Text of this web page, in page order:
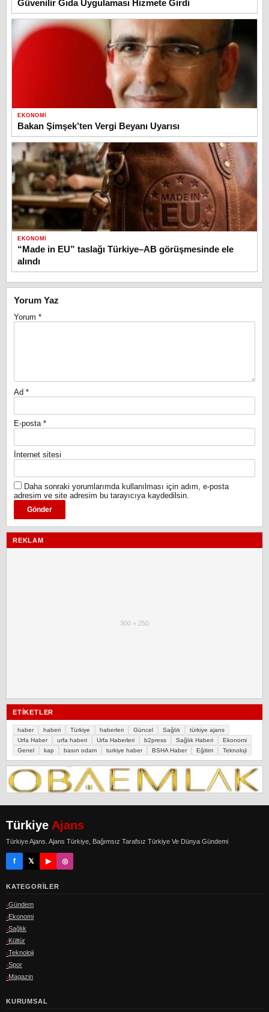
Güvenilir Gıda Uygulaması Hizmete Girdi
EKONOMI
Bakan Şimşek’ten Vergi Beyanı Uyarısı
EKONOMI
“Made in EU” taslağı Türkiye–AB görüşmesinde ele
alındı
Yorum Yaz
Yorum *
Ad *
E-posta *
İnternet sitesi
Daha sonraki yorumlarımda kullanılması için adım, e-posta
adresim ve site adresim bu tarayıcıya kaydedilsin.
REKLAM
300 × 250
ETIKETLER
haber haberi Türkiye haberleri Güncel Sağlık
türkiye ajans
Urfa Haber
urfa haberi Urfa Haberleri b2press Sağlık Haberi
Ekonomi
Genel
kap basın odam turkiye haber BSHA Haber Eğitim Teknoloji
Türkiye Ajans
Türkiye Ajans. Ajans Türkiye, Bağımsız Tarafsız Türkiye Ve Dünya Gündemi
f 𝕏 ▶ ◎
KATEGORILER
Gündem
Ekonomi
Sağlık
Kültür
Teknoloji
Spor
Magazin
KURUMSAL